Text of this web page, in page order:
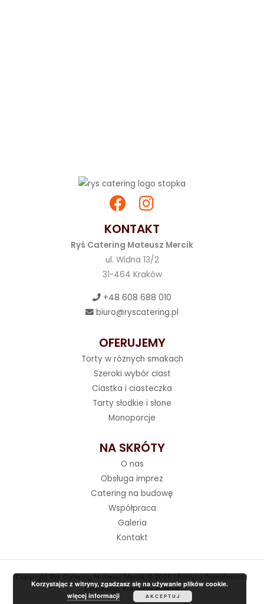
KONTAKT
Ryś Catering Mateusz Mercik
ul. Widna 13/2
31-464 Kraków
+48 608 688 010
biuro@ryscatering.pl
OFERUJEMY
Torty w różnych smakach
Szeroki wybór ciast
Ciastka i ciasteczka
Tarty słodkie i słone
Monoporcje
NA SKRÓTY
O nas
Obsługa imprez
Catering na budowę
Współpraca
Galeria
Kontakt
Copyright Ryś Catering Mateusz Mercik © 2026 | Polityka Prywatności
|
Realizacja:Kreujemy Internet
Korzystając z witryny, zgadzasz się na używanie plików cookie.
więcej informacji
AKCEPTUJ